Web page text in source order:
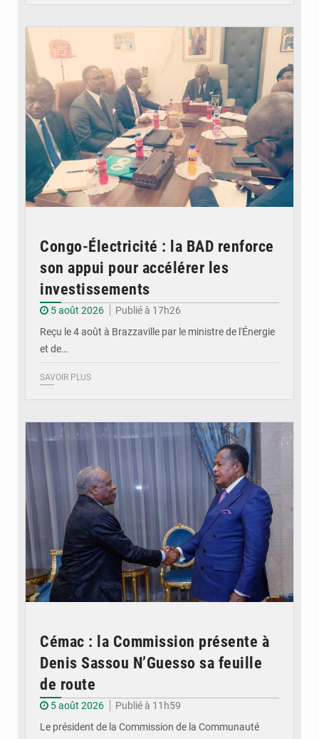
Congo-Électricité : la BAD renforce
son appui pour accélérer les
investissements
5 août 2026
Publié à 17h26
Reçu le 4 août à Brazzaville par le ministre de l'Énergie
et de…
SAVOIR PLUS
Cémac : la Commission présente à
Denis Sassou N’Guesso sa feuille
de route
5 août 2026
Publié à 11h59
Le président de la Commission de la Communauté